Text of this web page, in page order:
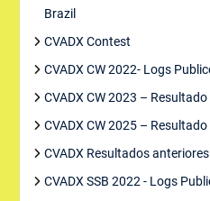
Brazil
CVADX Contest
CVADX CW 2022- Logs
CVADX CW 2023 – Resultado
CVADX CW 2025 –
CVADX Resultados anteriores
CVADX SSB 2022 - Logs